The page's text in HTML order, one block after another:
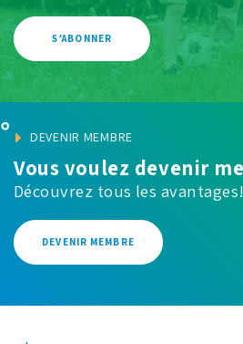
S’ABONNER
DEVENIR MEMBRE
Vous voulez devenir
Découvrez tous les avantages!
DEVENIR MEMBRE